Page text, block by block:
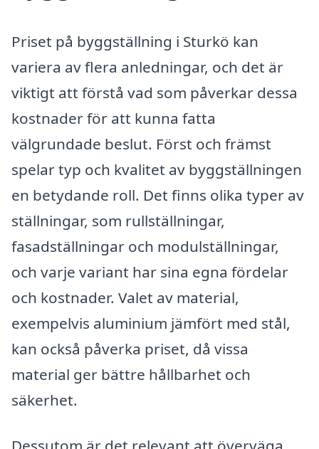
Priset på byggställning i Sturkö kan
variera av flera anledningar, och det är
viktigt att förstå vad som påverkar dessa
kostnader för att kunna fatta
välgrundade beslut. Först och främst
spelar typ och kvalitet av byggställningen
en betydande roll. Det finns olika typer av
ställningar, som rullställningar,
fasadställningar och modulställningar,
och varje variant har sina egna fördelar
och kostnader. Valet av material,
exempelvis aluminium jämfört med stål,
kan också påverka priset, då vissa
material ger bättre hållbarhet och
säkerhet.